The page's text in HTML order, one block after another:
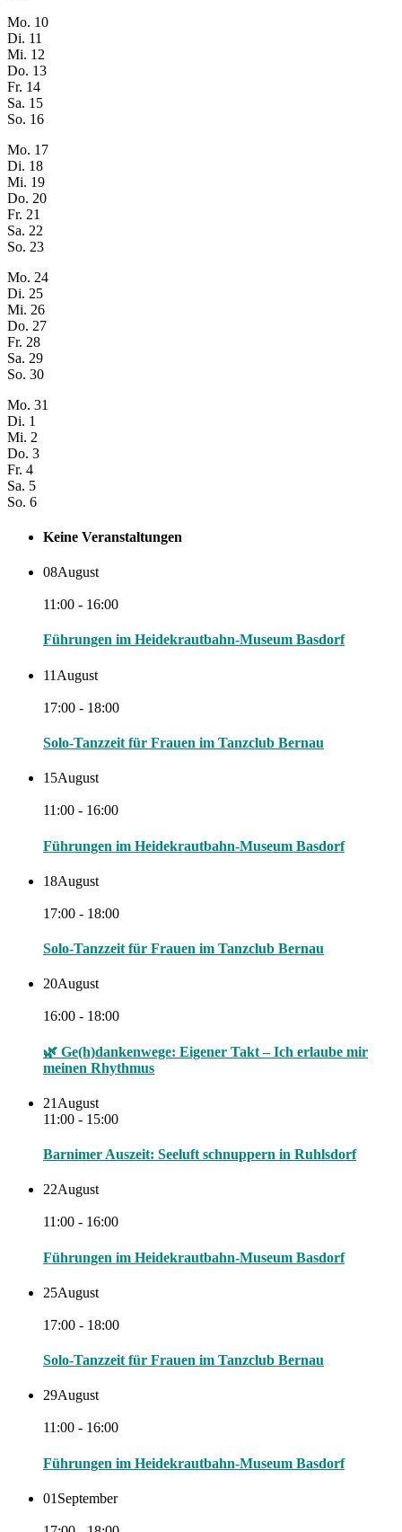
Mo. 10
Di. 11
Mi. 12
Do. 13
Fr. 14
Sa. 15
So. 16
Mo. 17
Di. 18
Mi. 19
Do. 20
Fr. 21
Sa. 22
So. 23
Mo. 24
Di. 25
Mi. 26
Do. 27
Fr. 28
Sa. 29
So. 30
Mo. 31
Di. 1
Mi. 2
Do. 3
Fr. 4
Sa. 5
So. 6
Keine Veranstaltungen
08August
11:00 - 16:00
Führungen im Heidekrautbahn-Museum Basdorf
11 August
17:00 - 18:00
Solo-Tanzzeit für Frauen im Tanzclub Bernau
15August
11:00 - 16:00
Führungen im Heidekrautbahn-Museum Basdorf
18August
17:00 - 18:00
Solo-Tanzzeit für Frauen im Tanzclub Bernau
20August
16:00 - 18:00
🌿 Ge(h)dankenwege: Eigener Takt – Ich erlaube mir
meinen Rhythmus
21 August
11:00 - 15:00
Barnimer Auszeit: Seeluft schnuppern in Ruhlsdorf
22August
11:00 - 16:00
Führungen im Heidekrautbahn-Museum Basdorf
25August
17:00 - 18:00
Solo-Tanzzeit für Frauen im Tanzclub Bernau
29August
11:00 - 16:00
Führungen im Heidekrautbahn-Museum Basdorf
01 September